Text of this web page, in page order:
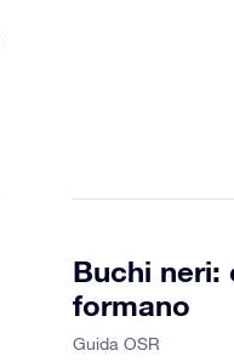
Buchi neri:
formano
Guida OSR